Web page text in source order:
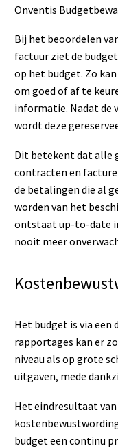
Onventis
Bij het beoordelen
factuur ziet de
op het budget. Zo
om goed of af te
informatie. Nadat de
wordt deze
Dit betekent dat alle
contracten en
de betalingen die al
worden van het
ontstaat up-to-date
nooit meer
Het budget is via een
rapportages kan er
niveau als op grote
uitgaven, mede
Het eindresultaat
budget een continu